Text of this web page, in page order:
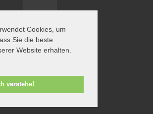
Cookies, um
Sie die beste
Website erhalten.
verstehe!